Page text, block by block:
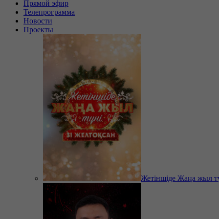
Прямой эфир
Телепрограмма
Новости
Проекты
Жетіншіде Жаңа жыл